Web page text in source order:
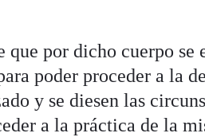
por dicho cuerpo se
poder proceder a la
y se diesen las
a la práctica de la